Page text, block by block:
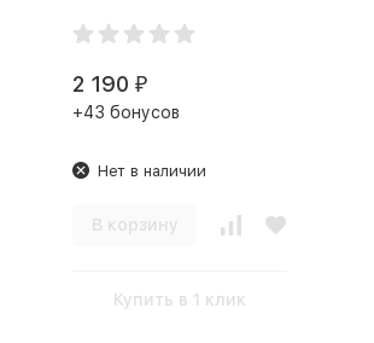
2 190 ₽
+43 бонусов
Нет в наличии
В корзину
Купить в 1 клик